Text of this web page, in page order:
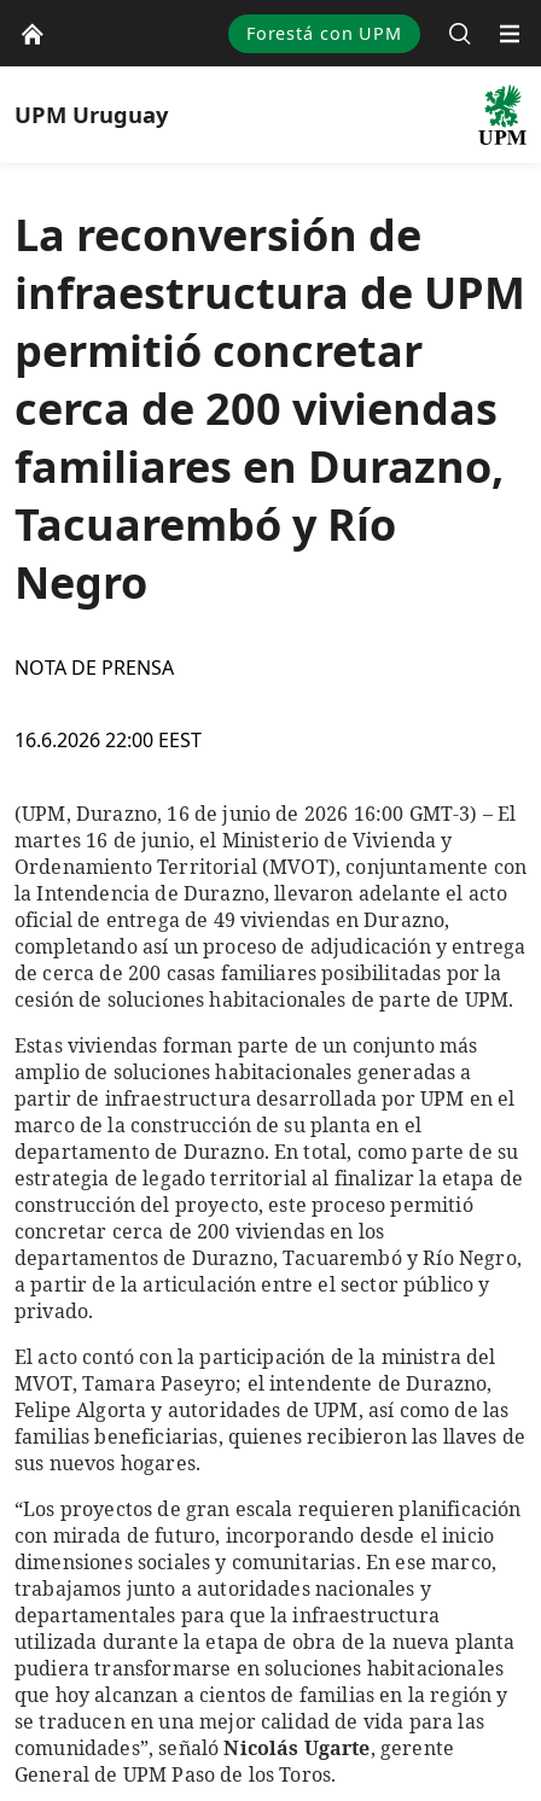
Forestá con UPM
UPM Uruguay
La reconversión de
infraestructura de UPM
permitió concretar
cerca de 200 viviendas
familiares en Durazno,
Tacuarembó y Río
Negro
NOTA DE PRENSA
16.6.2026 22:00 EEST
(UPM, Durazno, 16 de junio de 2026 16:00 GMT-3) – El
martes 16 de junio, el Ministerio de Vivienda y
Ordenamiento Territorial (MVOT), conjuntamente con
la Intendencia de Durazno, llevaron adelante el acto
oficial de entrega de 49 viviendas en Durazno,
completando así un proceso de adjudicación y entrega
de cerca de 200 casas familiares posibilitadas por la
cesión de soluciones habitacionales de parte de UPM.
Estas viviendas forman parte de un conjunto más
amplio de soluciones habitacionales generadas a
partir de infraestructura desarrollada por UPM en el
marco de la construcción de su planta en el
departamento de Durazno. En total, como parte de su
estrategia de legado territorial al finalizar la etapa de
construcción del proyecto, este proceso permitió
concretar cerca de 200 viviendas en los
departamentos de Durazno, Tacuarembó y Río Negro,
a partir de la articulación entre el sector público y
privado.
El acto contó con la participación de la ministra del
MVOT, Tamara Paseyro; el intendente de Durazno,
Felipe Algorta y autoridades de UPM, así como de las
familias beneficiarias, quienes recibieron las llaves de
sus nuevos hogares.
“Los proyectos de gran escala requieren planificación
con mirada de futuro, incorporando desde el inicio
dimensiones sociales y comunitarias. En ese marco,
trabajamos junto a autoridades nacionales y
departamentales para que la infraestructura
utilizada durante la etapa de obra de la nueva planta
pudiera transformarse en soluciones habitacionales
que hoy alcanzan a cientos de familias en la región y
se traducen en una mejor calidad de vida para las
comunidades”, señalóNicolás Ugarte, gerente
General de UPM Paso de los Toros.